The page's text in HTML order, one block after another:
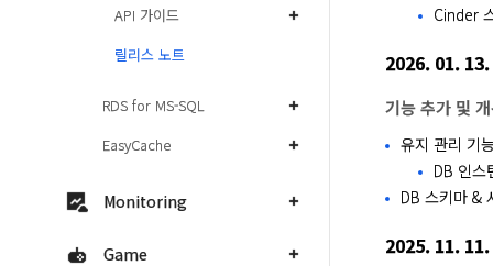
API 가이드
릴리스 노트
RDS for MS-SQL
EasyCache
Monitoring
Game
Cinder
2026. 01. 13.
기능 추가 및
유지 관리 기
DB 인스
DB 스키마 &
2025. 11. 11.